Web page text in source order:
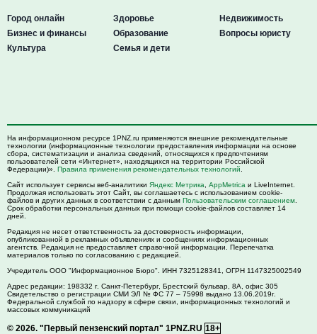
Город онлайн
Бизнес и финансы
Культура
Здоровье
Образование
Семья и дети
Недвижимость
Вопросы юристу
На информационном ресурсе 1PNZ.ru применяются внешние рекомендательные
технологии (информационные технологии предоставления информации на основе
сбора, систематизации и анализа сведений, относящихся к предпочтениям
пользователей сети «Интернет», находящихся на территории Российской
Федерации)». Правила применения рекомендательных технологий
Сайт использует сервисы веб-аналитики Яндекс Метрика AppMetrica и LiveInternet.
Продолжая использовать этот Сайт, вы соглашаетесь с использованием cookie-
файлов и других данных в соответствии с данным Пользовательским соглашением
Срок обработки персональных данных при помощи cookie-файлов составляет 14
дней.
Редакция не несет ответственность за достоверность информации,
опубликованной в рекламных объявлениях и сообщениях информационных
агентств. Редакция не предоставляет справочной информации. Перепечатка
материалов только по согласованию с редакцией.
Учредитель ООО "Информационное Бюро". ИНН 7325128341, ОГРН 1147325002549
Адрес редакции: 198332 г. Санкт-Петербург, Брестский бульвар, 8А, офис 305
Свидетельство о регистрации СМИ ЭЛ № ФС 77 – 75998 выдано 13.06.2019г.
Федеральной службой по надзору в сфере связи, информационных технологий и
массовых коммуникаций
© 2026. "Первый пензенский портал" 1PNZ.RU 18+